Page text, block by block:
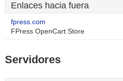
Enlaces hacia fuera
fpress.com
FPress OpenCart Store
Servidores